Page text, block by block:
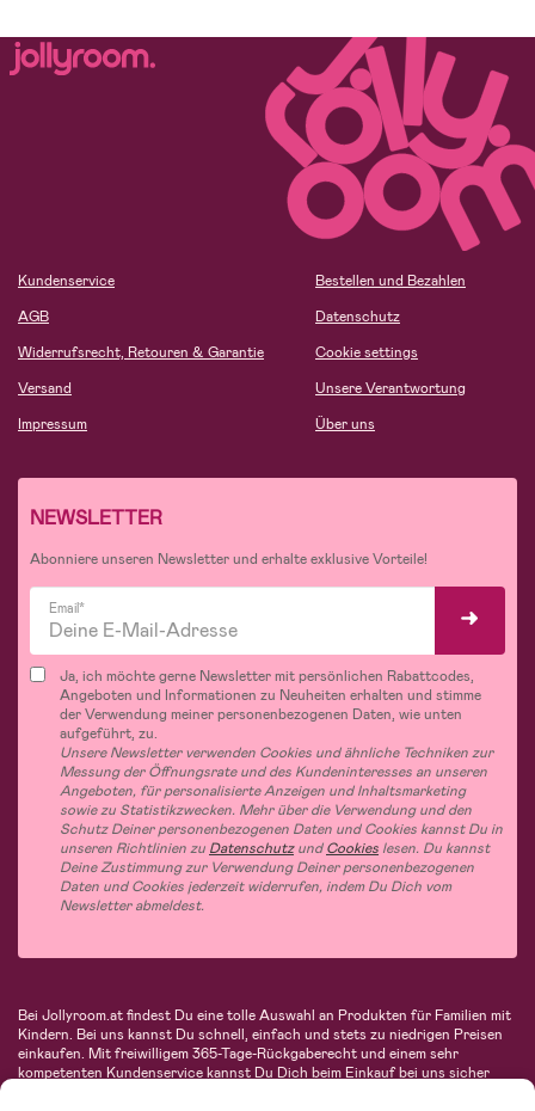
Kundenservice
AGB
Widerrufsrecht, Retouren & Garantie
Versand
Impressum
Bestellen und Bezahlen
Datenschutz
Cookie settings
Unsere Verantwortung
Über uns
NEWSLETTER
Abonniere unseren Newsletter und erhalte exklusive Vorteile!
Email*
Ja, ich möchte gerne Newsletter mit persönlichen Rabattcodes,
Angeboten und Informationen zu Neuheiten erhalten und stimme
der Verwendung meiner personenbezogenen Daten, wie unten
aufgeführt, zu.
Unsere Newsletter verwenden Cookies und ähnliche Techniken zur
Messung der Öffnungsrate und des Kundeninteresses an unseren
Angeboten, für personalisierte Anzeigen und Inhaltsmarketing
sowie zu Statistikzwecken. Mehr über die Verwendung und den
Schutz Deiner personenbezogenen Daten und Cookies kannst Du in
unseren Richtlinien zu DatenschutzundCookies lesen. Du kannst
Deine Zustimmung zur Verwendung Deiner personenbezogenen
Daten und Cookies jederzeit widerrufen, indem Du Dich vom
Newsletter abmeldest.
Bei Jollyroom.at findest Du eine tolle Auswahl an Produkten für Familien mit
Kindern. Bei uns kannst Du schnell, einfach und stets zu niedrigen Preisen
einkaufen. Mit freiwilligem 365-Tage-Rückgaberecht und einem sehr
kompetenten Kundenservice kannst Du Dich beim Einkauf bei uns sicher